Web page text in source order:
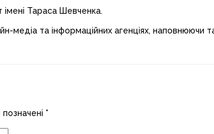
імені Тараса Шевченка.
медіа та інформаційних агенціях, наповнюючи
*